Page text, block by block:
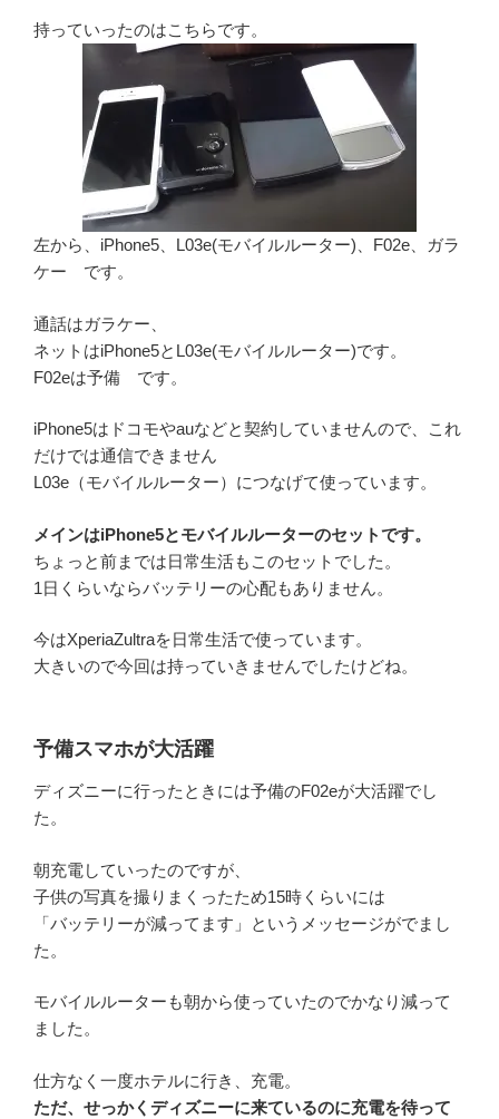
持っていったのはこちらです。
左から、iPhone5、L03e(モバイルルーター)、F02e、ガラ
ケー です。
通話はガラケー、
ネットはiPhone5とL03e(モバイルルーター)です。
F02eは予備 です。
iPhone5はドコモやauなどと契約していませんので、これ
だけでは通信できません
L03e（モバイルルーター）につなげて使っています。
メインはiPhone5とモバイルルーターのセットです。
ちょっと前までは日常生活もこのセットでした。
1日くらいならバッテリーの心配もありません。
今はXperiaZultraを日常生活で使っています。
大きいので今回は持っていきませんでしたけどね。
予備スマホが大活躍
ディズニーに行ったときには予備のF02eが大活躍でし
た。
朝充電していったのですが、
子供の写真を撮りまくったため15時くらいには
「バッテリーが減ってます」というメッセージがでまし
た。
モバイルルーターも朝から使っていたのでかなり減って
ました。
仕方なく一度ホテルに行き、充電。
ただ、せっかくディズニーに来ているのに充電を待って